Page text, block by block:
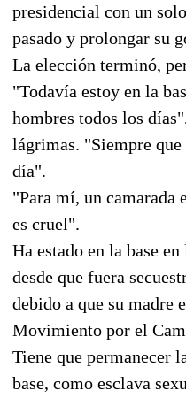
presidencial con un
pasado y prolongar su
La elección terminó,
"Todavía estoy en la
hombres todos los
lágrimas. "Siempre que
día".
"Para mí, un camarada
es cruel".
Ha estado en la base
desde que fuera
debido a que su madre
Movimiento por el
Tiene que permanecer
base, como esclava